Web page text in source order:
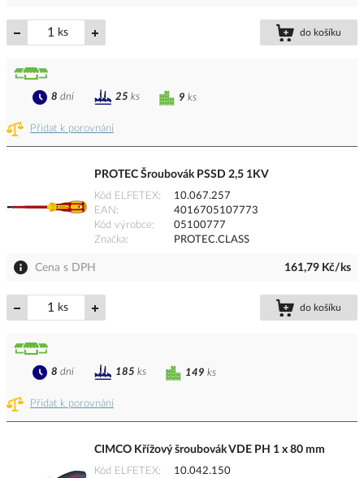
ks do košíku
Přidat k porovnání
9 ks
8 dní 25 ks
PROTEC Šroubovák PSSD 2,5 1KV
Kód ELFETEX
10.067.257
EAN
4016705107773
Kód výrobce
05100777
Značka
PROTEC.CLASS
Cena s DPH 161,79 Kč/ks
ks do košíku
Přidat k porovnání
149 ks
8 dní 185 ks
CIMCO Křížový šroubovák VDE PH 1 x 80 mm
Kód ELFETEX
10.042.150